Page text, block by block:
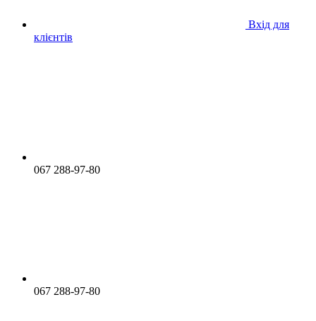
Вхід для
клієнтів
067 288-97-80
067 288-97-80